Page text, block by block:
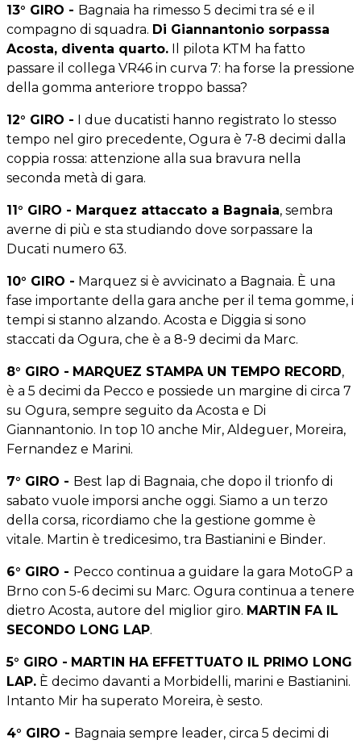
13° GIRO - Bagnaia ha rimesso 5 decimi tra sé e il
compagno di squadra. Di Giannantonio sorpassa
Acosta, diventa quarto. Il pilota KTM ha fatto
passare il collega VR46 in curva 7: ha forse la pressione
della gomma anteriore troppo bassa?
12° GIRO - I due ducatisti hanno registrato lo stesso
tempo nel giro precedente, Ogura è 7-8 decimi dalla
coppia rossa: attenzione alla sua bravura nella
seconda metà di gara.
11° GIRO - Marquez attaccato a Bagnaia, sembra
averne di più e sta studiando dove sorpassare la
Ducati numero 63.
10° GIRO - Marquez si è avvicinato a Bagnaia. È una
fase importante della gara anche per il tema gomme, i
tempi si stanno alzando. Acosta e Diggia si sono
staccati da Ogura, che è a 8-9 decimi da Marc.
8° GIRO - MARQUEZ STAMPA UN TEMPO RECORD,
è a 5 decimi da Pecco e possiede un margine di circa 7
su Ogura, sempre seguito da Acosta e Di
Giannantonio. In top 10 anche Mir, Aldeguer, Moreira,
Fernandez e Marini.
7° GIRO - Best lap di Bagnaia, che dopo il trionfo di
sabato vuole imporsi anche oggi. Siamo a un terzo
della corsa, ricordiamo che la gestione gomme è
vitale. Martin è tredicesimo, tra Bastianini e Binder.
6° GIRO - Pecco continua a guidare la gara MotoGP a
Brno con 5-6 decimi su Marc. Ogura continua a tenere
dietro Acosta, autore del miglior giro. MARTIN FA IL
SECONDO LONG LAP.
5° GIRO - MARTIN HA EFFETTUATO IL PRIMO LONG
LAP. È decimo davanti a Morbidelli, marini e Bastianini.
Intanto Mir ha superato Moreira, è sesto.
4° GIRO - Bagnaia sempre leader, circa 5 decimi di